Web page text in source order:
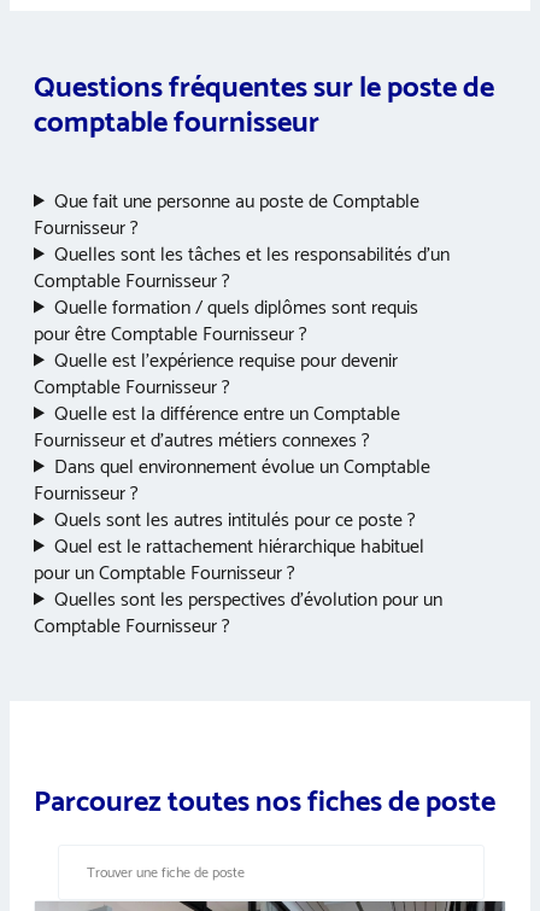
Questions fréquentes sur le poste de
comptable fournisseur
Que fait une personne au poste de Comptable
Fournisseur ?
Quelles sont les tâches et les responsabilités d’un
Comptable Fournisseur ?
Quelle formation / quels diplômes sont requis
pour être Comptable Fournisseur ?
Quelle est l’expérience requise pour devenir
Comptable Fournisseur ?
Quelle est la différence entre un Comptable
Fournisseur et d’autres métiers connexes ?
Dans quel environnement évolue un Comptable
Fournisseur ?
Quels sont les autres intitulés pour ce poste ?
Quel est le rattachement hiérarchique habituel
pour un Comptable Fournisseur ?
Quelles sont les perspectives d’évolution pour un
Comptable Fournisseur ?
Parcourez toutes nos fiches de poste